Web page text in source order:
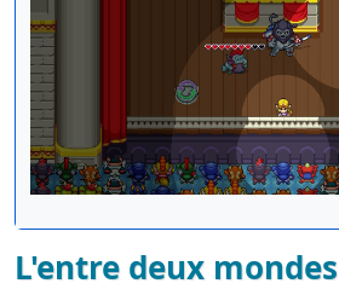
L'entre deux mondes